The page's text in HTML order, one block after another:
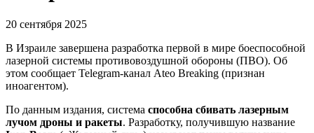
20 сентября 2025
В Израиле завершена разработка первой в мире боеспособной
лазерной системы противовоздушной обороны (ПВО). Об
этом сообщает Telegram-канал Ateo Breaking (признан
иноагентом).
По данным издания, система способна сбивать лазерным
лучом дроны и ракеты. Разработку, получившую название